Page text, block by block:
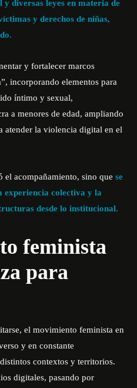
diversas leyes en materia de
y derechos de niñas,
y fortalecer marcos
incorporando elementos para
íntimo y sexual,
a menores de edad, ampliando
atender la violencia digital en el
el acompañamiento, sino que se
experiencia colectiva y la
desde lo institucional.
feminista
para
el movimiento feminista en
y en constante
contextos y territorios.
digitales, pasando por